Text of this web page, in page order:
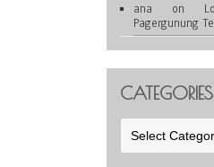
ana on
Pagergunung
CATEGORIES
Categories